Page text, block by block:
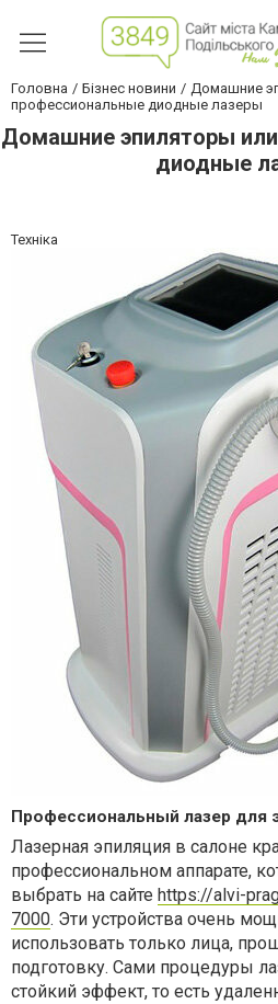
Головна Бізнес новини
Домашние
профессиональные диодные лазеры
Домашние эпиляторы
диодные
Техніка
Профессиональный лазер для
Лазерная эпиляция в салоне
профессиональном аппарате,
выбрать на сайте https://alvi-
7000. Эти устройства очень
использовать только лица,
подготовку. Сами процедуры
стойкий эффект, то есть